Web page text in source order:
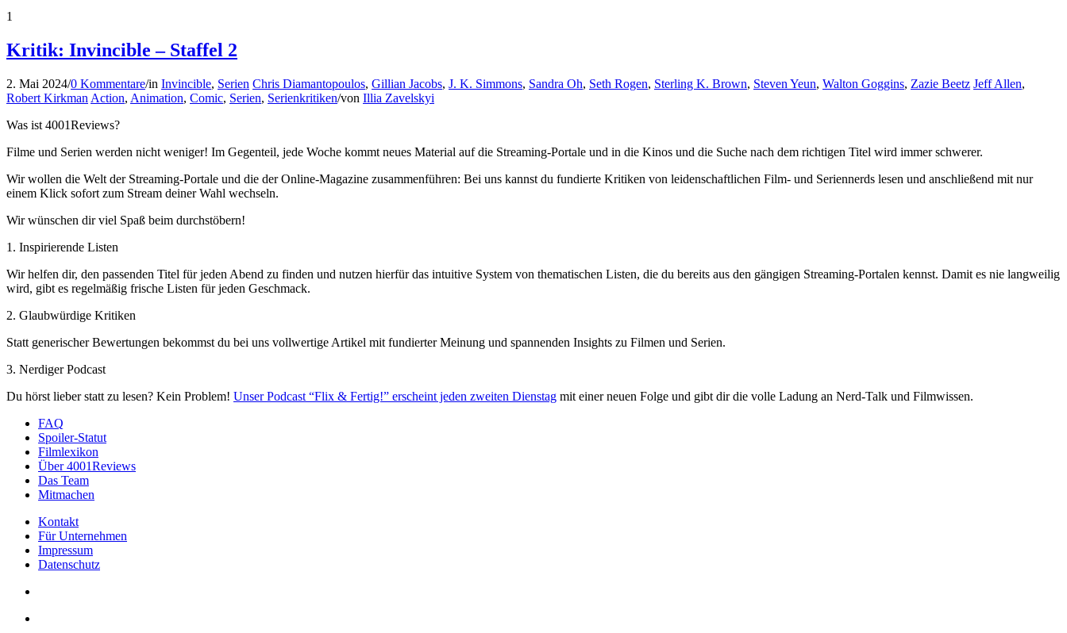
1
Kritik: Invincible – Staffel 2
2. Mai 2024/0 Kommentare/in Invincible, Serien Chris Diamantopoulos, Gillian Jacobs, J. K. Simmons, Sandra Oh, Seth Rogen, Sterling K. Brown, Steven Yeun, Walton Goggins, Zazie Beetz Jeff Allen,
Robert Kirkman Action, Animation, Comic, Serien, Serienkritiken/von Illia Zavelskyi
Was ist 4001Reviews?
Filme und Serien werden nicht weniger! Im Gegenteil, jede Woche kommt neues Material auf die Streaming-Portale und in die Kinos und die Suche nach dem richtigen Titel wird immer schwerer.
Wir wollen die Welt der Streaming-Portale und die der Online-Magazine zusammenführen: Bei uns kannst du fundierte Kritiken von leidenschaftlichen Film- und Seriennerds lesen und anschließend mit nur
einem Klick sofort zum Stream deiner Wahl wechseln.
Wir wünschen dir viel Spaß beim durchstöbern!
1. Inspirierende Listen
Wir helfen dir, den passenden Titel für jeden Abend zu finden und nutzen hierfür das intuitive System von thematischen Listen, die du bereits aus den gängigen Streaming-Portalen kennst. Damit es nie langweilig
wird, gibt es regelmäßig frische Listen für jeden Geschmack.
2. Glaubwürdige Kritiken
Statt generischer Bewertungen bekommst du bei uns vollwertige Artikel mit fundierter Meinung und spannenden Insights zu Filmen und Serien.
3. Nerdiger Podcast
Du hörst lieber statt zu lesen? Kein Problem! Unser Podcast “Flix & Fertig!” erscheint jeden zweiten Dienstag mit einer neuen Folge und gibt dir die volle Ladung an Nerd-Talk und Filmwissen.
FAQ
Spoiler-Statut
Filmlexikon
Über 4001Reviews
Das Team
Mitmachen
Kontakt
Für Unternehmen
Impressum
Datenschutz